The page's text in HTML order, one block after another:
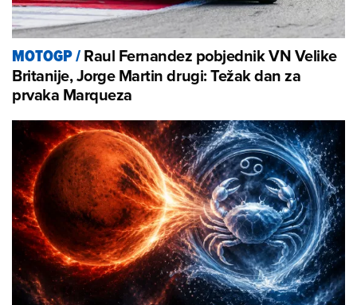
MOTOGP/Raul Fernandez pobjednik VN Velike
Britanije, Jorge Martin drugi: Težak dan za
prvaka Marqueza